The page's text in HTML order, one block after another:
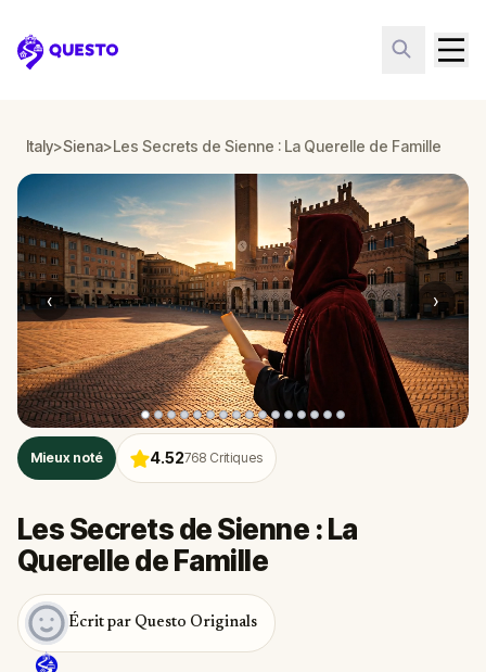
Questo
Italy>Siena>Les Secrets de Sienne : La Querelle de Famille
‹ ›
Mieux noté 4.52768 Critiques
Les Secrets de Sienne : La
Querelle de Famille
Écrit par Questo Originals